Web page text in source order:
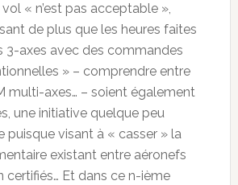
« n’est pas acceptable »,
de plus que les heures faites
3-axes avec des commandes
» – comprendre entre
multi-axes… – soient également
une initiative quelque peu
puisque visant à « casser » la
existant entre aéronefs
certifiés… Et dans ce n-ième